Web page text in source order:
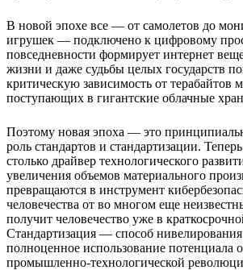
В новой эпохе все — от самолетов до
игрушек — подключено к цифровому
повседневности формирует интернет
жизни и даже судьбы целых государств
критическую зависимость от терабайтов
поступающих в гигантские облачные
Поэтому новая эпоха — это
роль стандартов и стандартизации.
столько драйвер технологического
увеличения объемов материального
превращаются в инструмент
человечества от во многом еще
получит человечество уже в
Стандартизация — способ нивелирования
полноценное использование потенциала
промышленно-технологической